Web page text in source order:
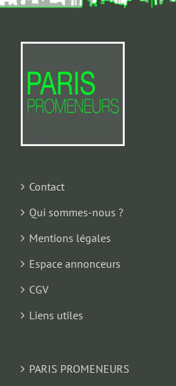
Contact
Qui sommes-nous ?
Mentions légales
Espace annonceurs
CGV
Liens utiles
PARIS PROMENEURS